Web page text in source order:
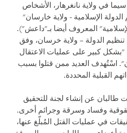
في ولاية نانغرهار، الأشخاص
الإسلامية - ولاية خارسان"
المعروف أيضا بـ"داعش").
الدولة – ولاية خرسان، وفق
"بشكل كبير على عمليات الاعتقال
اسْتُهدف العديد ممن قتلوا بسبب
القبلية المحددة.
طالبان عن إنشاء لجنة للتحقيق
وفساد وسرقة وجرائم أخرى.
في عمليات القتل المُبلّغ عنها،